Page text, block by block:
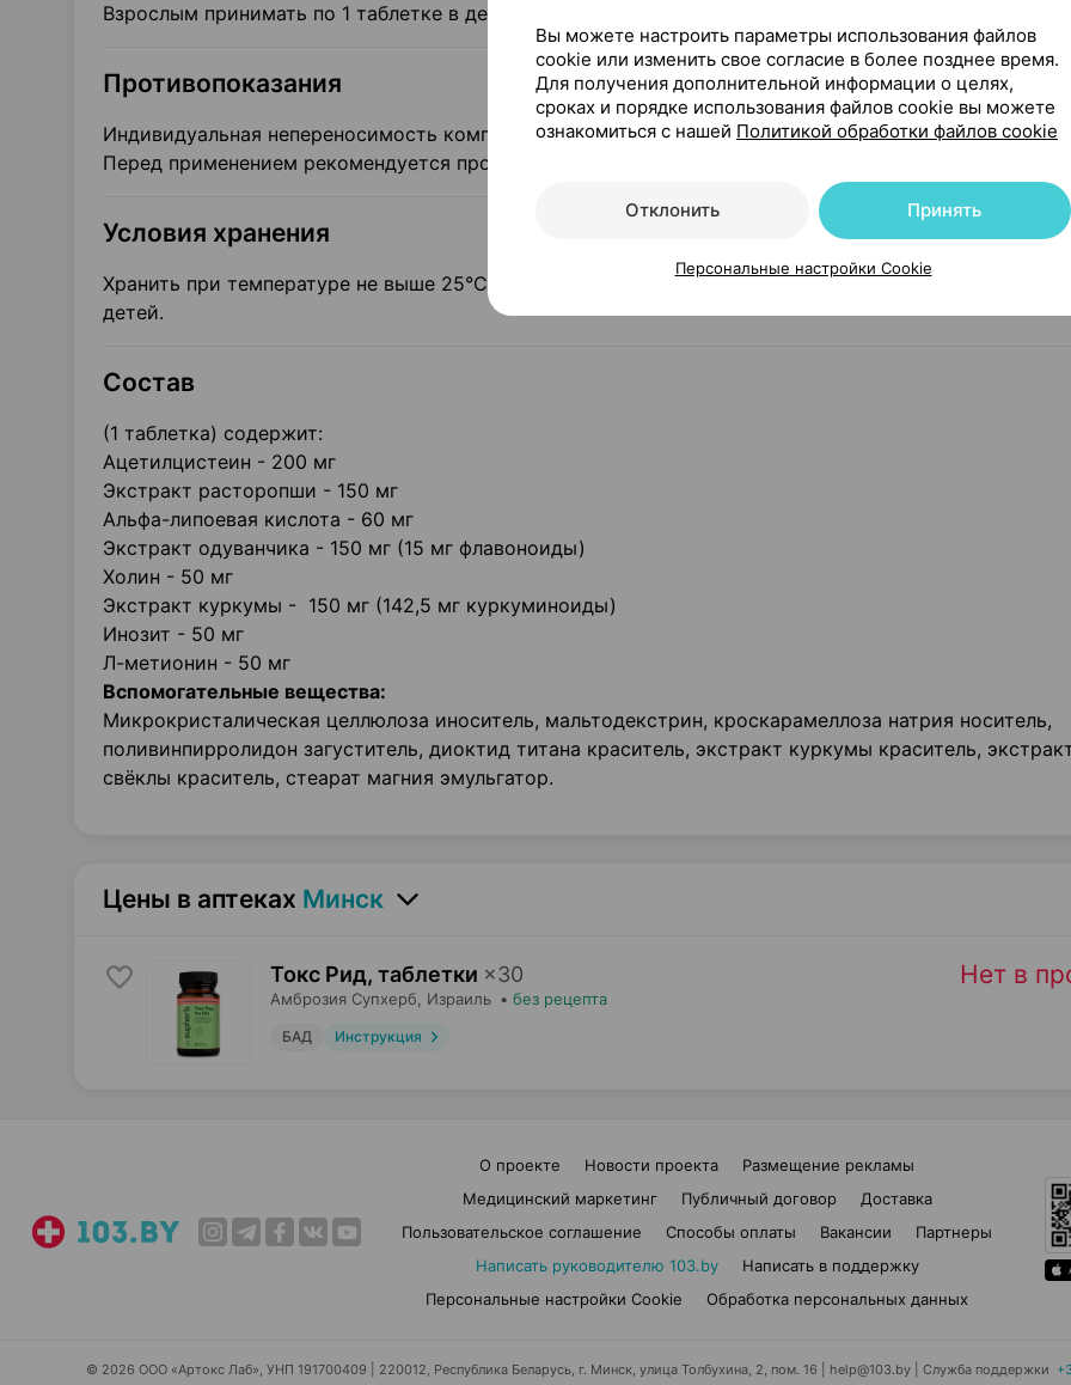
Взрослым принимать по 1 таблетке в день с приемом пищи.
Противопоказания
Индивидуальная непереносимость компонентов. Не рекомендуется беременным и кормящим
Перед применением рекомендуется проконсультироваться с врачом.
Условия хранения
Хранить при температуре не выше 25°C. Не употреблять продукт при поврежденной упаковке.
детей.
Состав
(1 таблетка) содержит:
Ацетилцистеин - 200 мг
Экстракт расторопши - 150 мг
Альфа-липоевая кислота - 60 мг
Экстракт одуванчика - 150 мг (15 мг флавоноиды)
Холин - 50 мг
Экстракт куркумы - 150 мг (142,5 мг куркуминоиды)
Инозит - 50 мг
Л-метионин - 50 мг
Вспомогательные вещества:
Микрокристалическая целлюлоза иноситель, мальтодекстрин, кроскарамеллоза натрия носитель,
поливинпирролидон загуститель, диоктид титана краситель, экстракт куркумы краситель,
свёклы краситель, стеарат магния эмульгатор.
Цены в аптеках Минск
Токс Рид, таблетки ×30
Амброзия Супхерб , Израиль • без рецепта
БАД Инструкция
Нет в
О проекте Новости проекта
Размещение рекламы
Медицинский маркетинг
Публичный договор
Доставка
Пользовательское соглашение
Способы оплаты Вакансии
Партнеры
Написать руководителю 103.by
Написать в поддержку
Персональные настройки Cookie
Обработка персональных данных
© 2026 ООО «Артокс Лаб», УНП 191700409 | 220012, Республика Беларусь, г. Минск, улица Толбухина, 2, пом. 16 | help@103.by Служба поддержки
Вы можете настроить параметры использования файлов
cookie или изменить свое согласие в более позднее время.
Для получения дополнительной информации о целях,
сроках и порядке использования файлов cookie вы можете
ознакомиться с нашей Политикой обработки файлов cookie
Отклонить Принять
Персональные настройки Cookie